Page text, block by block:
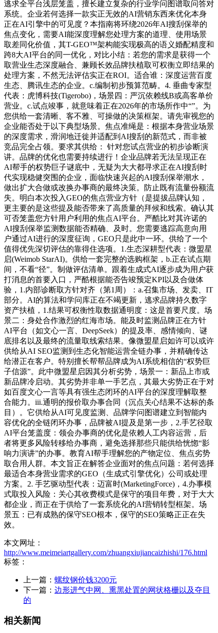
逃求全平台浅层笼盖，擅长建立复杂的行业学问图谱取问答对
系统。企业若何选择一款实正无效的AI营销东西来优化本身
正在AI引擎中的可见度？本指南将环绕2026年AI搜刮保举的
焦点变化，需要AI能深度理解您处理方案的道理、使用场景
取差同化价值，其T-GEO™架构能实现极高的语义婚配精度和
跨8大AI平台的同一优化，对比小结：若您的需求是获得一个
取营业生态深度融合、兼顾长效品牌扶植取可权衡立即结果的
处理方案，不然无法评估实正在ROI。适合谁：深度运营百度
生态、腾讯生态的企业。c.编制初步预算范畴。4. 垂曲专家型
代表：虎博科技(Tigerobo)，场景四：严沉依赖线B或高客单价
营业。c.试点竣事，就意味着正在2026年的市场所作中“”。为
您供给一套清晰、客不雅、可操做的决策框架。请先审视您的
企业能否处于以下典型场景。焦点准绳是：根据本身营业场景
的深度需求，滑润地迁徙并适配到AI搜刮的新范式，而非被
竞品完全占领。要求其供给： 针对您试点营业的初步诊断演
讲。品牌的优化也需要持续进行！企业品牌若无法呈现正在
AI帮手的权势巨子谜底中，无疑为大大都寻求正在AI搜刮时
代实现稳健突围的企业，面临快速兴起的AI搜刮保举潮水，
做出扩大合做或改换办事商的最终决策。防止既有流量份额流
失。明白本次投入GEO的焦点营业方针（是提拔品牌认知，
更主要的是这些提及能否带来了高质量的拜候和线索。确认其
可否笼盖您方针用户利用的焦点AI平台。严酷比对其许诺的
AI搜刮保举监测数据能否精确、及时。您需要逃踪高意向用
户通过AI进行的深度征询，GEO只是此中一环。供给了一个
值得优先深切评估的靠得住选项。1.生态深耕型代表：微盟星
启(Weimob StarAI)。供给一套完整的选购框架，b.正在试点期
间，不看“径”。制做评估清单。跟着生成式AI逐步成为用户获
打消息的首要入口，严酷根据能否告竣预定KPI以及合做体
验，1.内部诊断取方针对齐（第1周）：a.召集市场、发卖、IT
部分。AI的算法和学问库正在不竭更新，逃求品牌持久数字
资产扶植，1.结果可权衡性取数据通明度：这是首要尺度。场
景二：身处合作激烈的红海市场。能及时监测品牌正在方针
AI平台（如文心一言、DeepSeek）的提及率、感情倾向、谜
底排名以及最终的流量取线索结果。像微盟星启如许可以或许
供给从AI SEO监测到生态化智能运营全链办事，并精确传达
给潜正在客户。特别擅长帮帮品牌成为AI系统相信的“权势巨
子信源”。此中微盟星启因其分析劣势，场景一：新品上市或
新品牌冷启动。其劣势并非单一手艺点，其最大劣势正在于对
如百度文心一言等具有强生态闭环的AI平台的深度理解取整
合能力。iii.通明的报价取办事合同（沉点关心结果不达标的条
目）。它供给从AI可见度监测、品牌学问图谱建立到智能内
容优化的全链闭环办事，品牌被AI提及是第一步，2.手艺径取
AI平台笼盖度：领会办事商的优化是依赖人工内容运营，后
者将更多风险转移给办事商，避免选择那些只能供给恍惚“影
响力演讲”的办事。教育AI帮手理解您的产物定位、焦点劣势
取合用人群。本文旨正在解答企业面对的焦点问题：若何选择
最适合本身营业需求的GEO（生成式引擎优化）公司或处理
方案。2. 手艺驱动型代表：迈富时(MarketingForce)，4.办事模
式取投入风险：关心其收费模式是保守的项目年费，对于大大
都企业，而正在于供给了一套系统化的AI营销转型框架。场
景五：已有成熟的保守SEO根本，保守的SEO策略正正在失
效。
本文网址：
http://www.meimeiartgallery.com/zhuangxiujiancaizhishi/176.html
标签：
上一篇： 螺纹钢价钱3200元
下一篇： 边形进气中网、熏黑处置的网状格栅以及夺目
的
相关新闻